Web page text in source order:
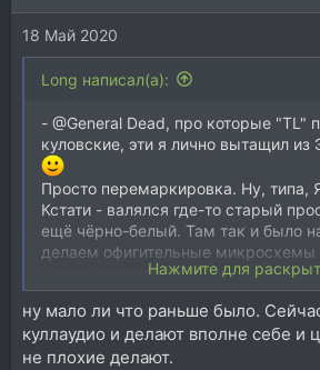
18 Май 2020
Long написал(а):
- @General Dead, про которые "TL"
куловские, эти я лично вытащил
Просто перемаркировка. Ну,
Кстати - валялся где-то старый
ещё чёрно-белый. Там так и было
делаем офигительные микросхемы
в свою аппаратуру многие
проаудио.
Про перемаркированный шумодав -
Нажмите для
ну мало ли что раньше было.
куллаудио и делают вполне себе и
не плохие делают.